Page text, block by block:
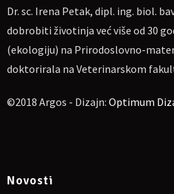
Dr. sc. Irena Petak, dipl. ing. biol.
dobrobiti životinja već više od 30
(ekologiju) na Prirodoslovno-
doktorirala na Veterinarskom
©2018 Argos - Dizajn: Optimum
Novosti